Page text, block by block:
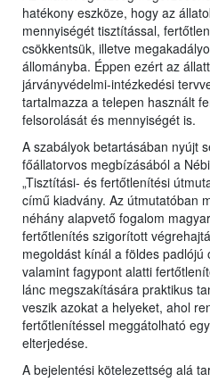
hatékony eszköze, hogy az
mennyiségét tisztítással,
csökkentsük, illetve
állományba. Éppen ezért az
járványvédelmi-intézkedési
tartalmazza a telepen használt
felsorolását és mennyiségét is.
A szabályok betartásában nyújt
főállatorvos megbízásából a
„Tisztítási- és fertőtlenítési
című kiadvány. Az útmutatóban
néhány alapvető fogalom
fertőtlenítés szigorított
megoldást kínál a földes
valamint fagypont alatti
lánc megszakítására praktikus
veszik azokat a helyeket, ahol
fertőtlenítéssel meggátolható
elterjedése.
A bejelentési kötelezettség alá